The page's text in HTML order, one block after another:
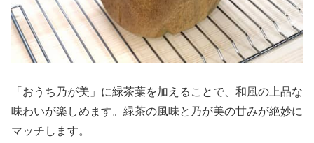
「おうち乃が美」に緑茶葉を加えることで、和風の上品な
味わいが楽しめます。緑茶の風味と乃が美の甘みが絶妙に
マッチします。